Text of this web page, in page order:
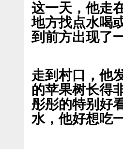
这一天，他走
地方找点水喝
到前方出现了
走到村口，他
的苹果树长得
彤彤的特别好
水，他好想吃